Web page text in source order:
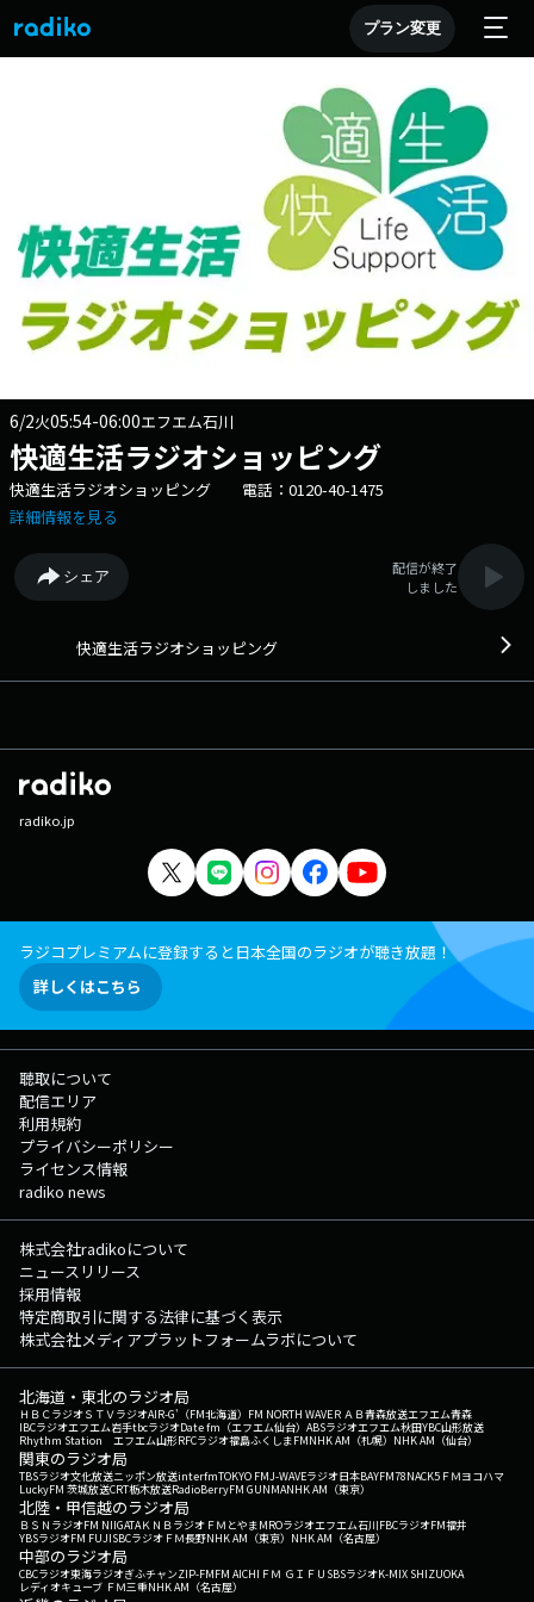
プラン変更
6/2火05:54-06:00エフエム石川
快適生活ラジオショッピング
快適生活ラジオショッピング 電話：0120-40-1475
詳細情報を見る
シェア
配信が終了
しました
快適生活ラジオショッピング
radiko.jp
ラジコプレミアムに登録すると日本全国のラジオが聴き放題！
詳しくはこちら
聴取について
配信エリア
利用規約
プライバシーポリシー
ライセンス情報
radiko news
株式会社radikoについて
ニュースリリース
採用情報
特定商取引に関する法律に基づく表示
株式会社メディアプラットフォームラボについて
北海道・東北のラジオ局
ＨＢＣラジオＳＴＶラジオAIR-G'（FM北海道） FM NORTH WAVEＲＡＢ青森放送エフエム青森
IBCラジオエフエム岩手tbcラジオDate fm（エフエム仙台） ABSラジオエフエム秋田YBC山形放送
Rhythm Station エフエム山形RFCラジオ福島ふくしまFMNHK AM（札幌） NHK AM（仙台）
関東のラジオ局
TBSラジオ文化放送ニッポン放送interfmTOKYO FMJ-WAVEラジオ日本BAYFM78NACK5 ＦＭヨコハマ
LuckyFM 茨城放送CRT栃木放送RadioBerryFM GUNMANHK AM（東京）
北陸・甲信越のラジオ局
ＢＳＮラジオFM NIIGATAＫＮＢラジオ ＦＭとやまMROラジオエフエム石川FBCラジオFM福井
YBSラジオFM FUJISBCラジオ ＦＭ長野NHK AM（東京） NHK AM（名古屋）
中部のラジオ局
CBCラジオ東海ラジオぎふチャンZIP-FMFM AICHI ＦＭ ＧＩＦＵ SBSラジオK-MIX SHIZUOKA
レディオキューブ ＦＭ三重NHK AM（名古屋）